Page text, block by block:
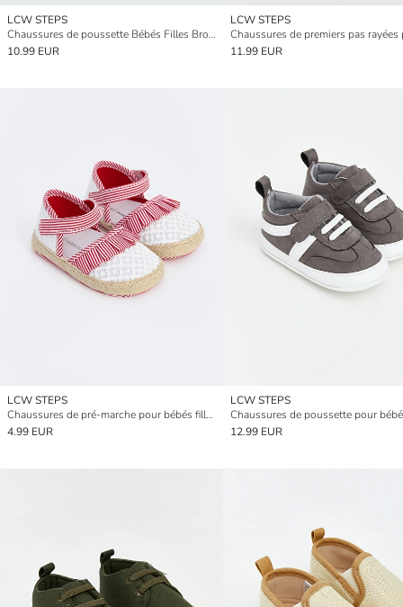
LCW STEPS
Chaussures de poussette Bébés Filles BrodéEs Cerise
10.99 EUR
LCW STEPS
11.99 EUR
LCW STEPS
Chaussures de pré-marche pour bébés filles à semelle en paille
4.99 EUR
LCW STEPS
12.99 EUR